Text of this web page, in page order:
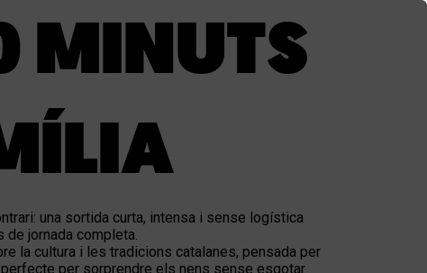
MINUTS
una sortida curta, intensa i sense logística
de jornada completa.
la cultura i les tradicions catalanes, pensada per
per sorprendre els nens sense esgotar